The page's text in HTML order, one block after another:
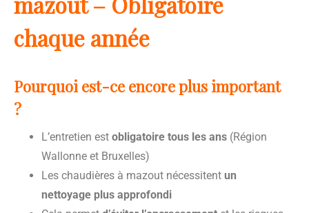
chaque année
Pourquoi est-ce encore plus important
?
L’entretien est obligatoire tous les ans (Région
Wallonne et Bruxelles)
Les chaudières à mazout nécessitent un
nettoyage plus approfondi